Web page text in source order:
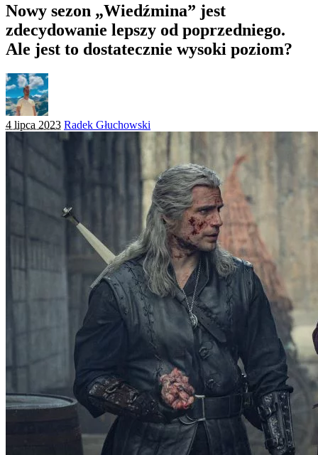
Nowy sezon „Wiedźmina” jest
zdecydowanie lepszy od poprzedniego.
Ale jest to dostatecznie wysoki poziom?
4 lipca 2023 Posted
by
Radek Głuchowski